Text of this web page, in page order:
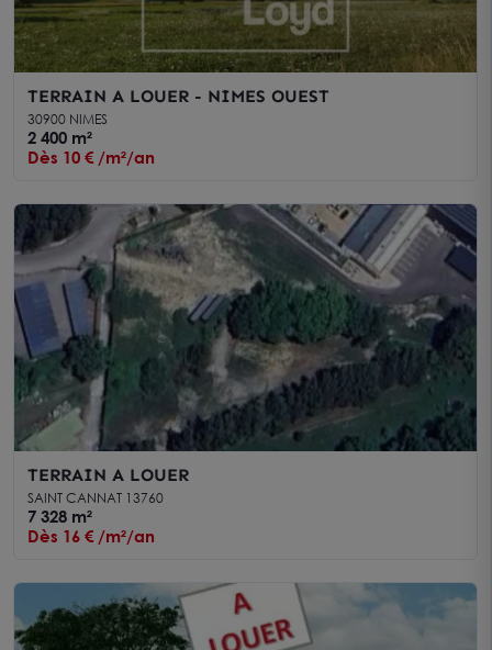
TERRAIN A LOUER - NIMES OUEST
30900 NIMES
2 400 m²
Dès 10 € /m²/an
TERRAIN A LOUER
SAINT CANNAT 13760
7 328 m²
Dès 16 € /m²/an